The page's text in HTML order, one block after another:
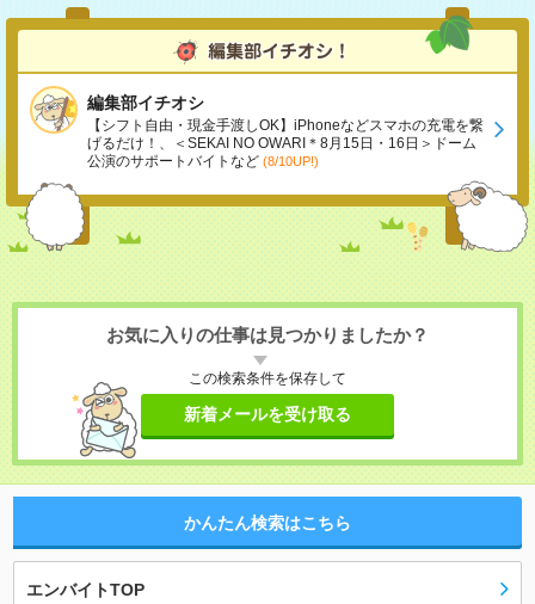
編集部イチオシ
【シフト自由・現金手渡しOK】iPhoneなどスマホの充電を繋
げるだけ！、＜SEKAI NO OWARI＊8月15日・16日＞ドーム
公演のサポートバイトなど (8/10UP!)
お気に入りの仕事は見つかりましたか？
この検索条件を保存して
新着メールを受け取る
かんたん検索はこちら
エンバイトTOP